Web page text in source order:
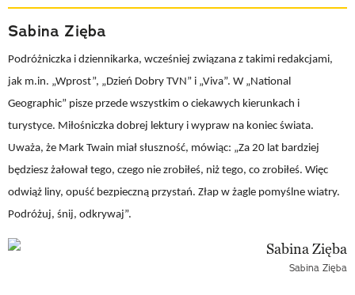
Sabina Zięba
Podróżniczka i dziennikarka, wcześniej związana z takimi redakcjami,
jak m.in. „Wprost”, „Dzień Dobry TVN” i „Viva”. W „National
Geographic” pisze przede wszystkim o ciekawych kierunkach i
turystyce. Miłośniczka dobrej lektury i wypraw na koniec świata.
Uważa, że Mark Twain miał słuszność, mówiąc: „Za 20 lat bardziej
będziesz żałował tego, czego nie zrobiłeś, niż tego, co zrobiłeś. Więc
odwiąż liny, opuść bezpieczną przystań. Złap w żagle pomyślne wiatry.
Podróżuj, śnij, odkrywaj”.
Sabina Zięba